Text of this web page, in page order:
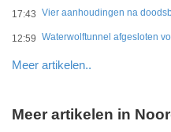
17:43
12:59 Waterwolftunnel afgesloten
Meer artikelen..
Meer artikelen in